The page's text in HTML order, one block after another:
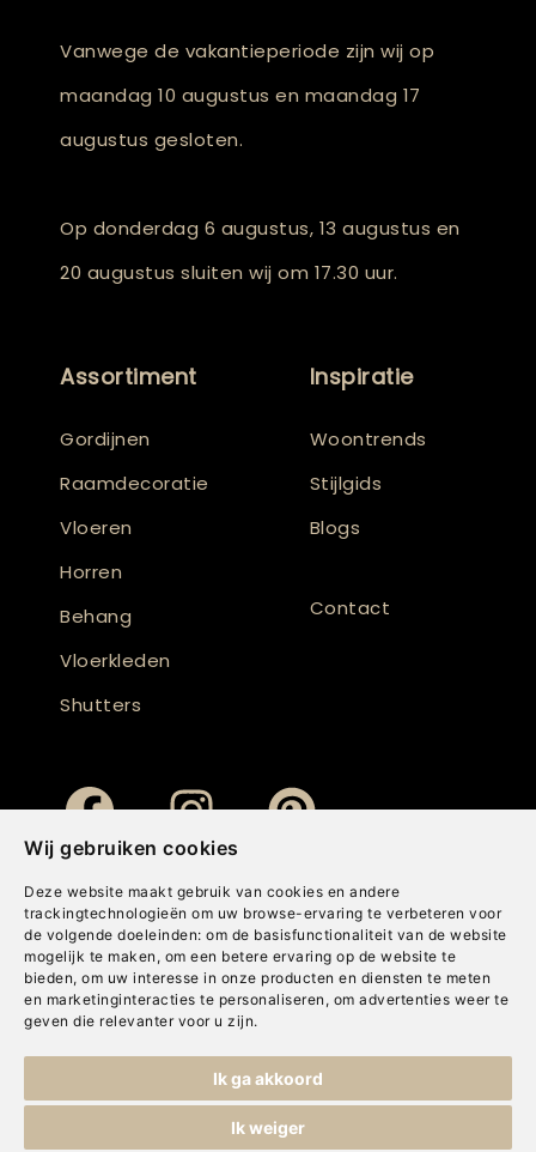
Wij gebruiken cookies
Deze website maakt gebruik van cookies en andere
trackingtechnologieën om uw browse-ervaring te verbeteren voor
de volgende doeleinden: om de basisfunctionaliteit van de website
mogelijk te maken , om een betere ervaring op de website te
bieden, om uw interesse in onze producten en diensten te meten
en marketinginteracties te personaliseren , om advertenties weer te
geven die relevanter voor u zijn.
Ik ga akkoord
Ik weiger
Vanwege de vakantieperiode zijn wij op
maandag 10 augustus en maandag 17
augustus gesloten.
Op donderdag 6 augustus, 13 augustus en
20 augustus sluiten wij om 17.30 uur.
Assortiment
Gordijnen
Raamdecoratie
Vloeren
Horren
Behang
Vloerkleden
Shutters
Inspiratie
Woontrends
Stijlgids
Blogs
Contact
Cookies